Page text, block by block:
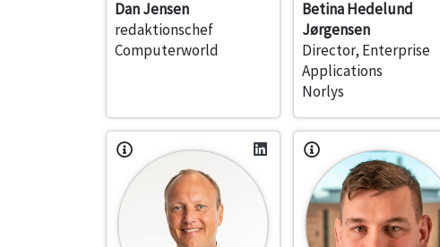
Dan Jensen
redaktionschef
Computerworld
Betina Hedelund
Jørgensen
Director, Enterprise
Applications
Norlys